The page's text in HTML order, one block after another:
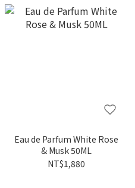
Eau de Parfum White Rose
& Musk 50ML
NT$1,880